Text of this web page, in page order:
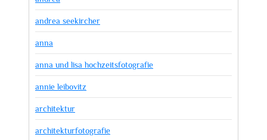
andrea seekircher
anna
anna und lisa hochzeitsfotografie
annie leibovitz
architektur
architekturfotografie